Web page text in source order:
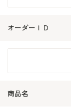
オーダーＩＤ
商品名